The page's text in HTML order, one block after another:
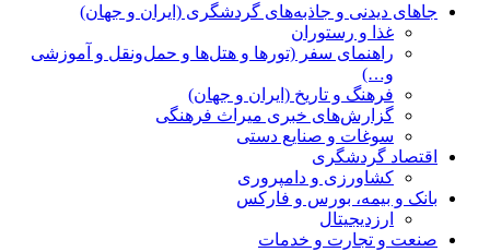
جاهای دیدنی و جاذبه‌های گردشگری (ایران و جهان)
غذا و رستوران
راهنمای سفر (تورها و هتل‌ها و حمل‌و‌نقل و آموزشی
و…)
فرهنگ و تاریخ (ایران و جهان)
گزارش‌های خبری میراث فرهنگی
سوغات و صنایع دستی
اقتصاد گردشگری
کشاورزی و دامپروری
بانک و بیمه، بورس و فارکس
ارزدیجیتال
صنعت و تجارت و خدمات